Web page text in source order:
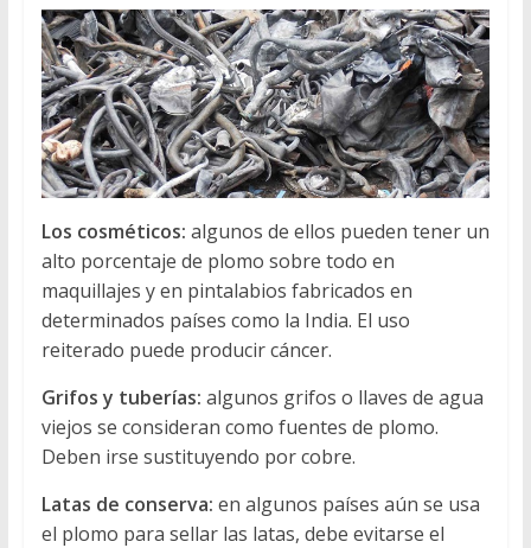
Los cosméticos: algunos de ellos pueden tener un
alto porcentaje de plomo sobre todo en
maquillajes y en pintalabios fabricados en
determinados países como la India. El uso
reiterado puede producir cáncer.
Grifos y tuberías: algunos grifos o llaves de agua
viejos se consideran como fuentes de plomo.
Deben irse sustituyendo por cobre.
Latas de conserva: en algunos países aún se usa
el plomo para sellar las latas, debe evitarse el